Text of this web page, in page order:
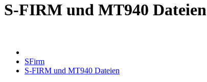
S-FIRM und MT940 Dateien
SFirm
S-FIRM und MT940 Dateien